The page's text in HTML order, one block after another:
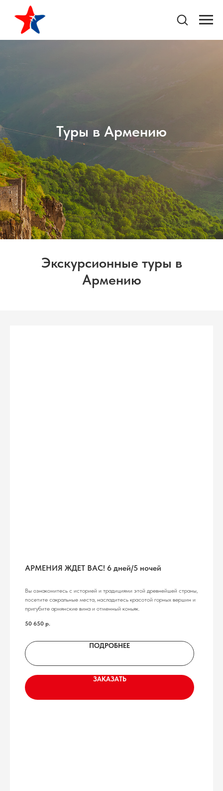
Туры в Армению
Экскурсионные туры в
Армению
АРМЕНИЯ ЖДЕТ ВАС! 6 дней/5 ночей
Вы ознакомитесь с историей и традициями этой древнейшей страны,
посетите сакральные места, насладитесь красотой горных вершин и
пригубите армянские вина и отменный коньяк.
50 650 р.
ПОДРОБНЕЕ
ЗАКАЗАТЬ